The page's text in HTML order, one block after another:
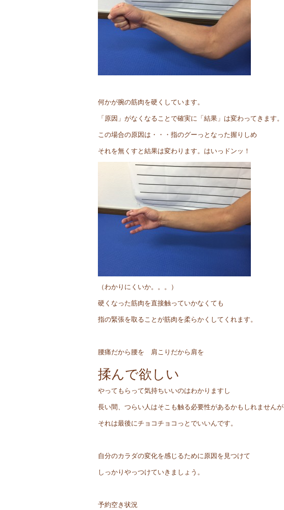
何かが腕の筋肉を硬くしています。
「原因」がなくなることで確実に「結果」は変わってきます。
この場合の原因は・・・指のグーっとなった握りしめ
それを無くすと結果は変わります。はいっドンッ！
（わかりにくいか。。。）
硬くなった筋肉を直接触っていかなくても
指の緊張を取ることが筋肉を柔らかくしてくれます。
腰痛だから腰を 肩こりだから肩を
揉んで欲しい
やってもらって気持ちいいのはわかりますし
長い間、つらい人はそこも触る必要性があるかもしれませんが
それは最後にチョコチョコっとでいいんです。
自分のカラダの変化を感じるために原因を見つけて
しっかりやっつけていきましょう。
予約空き状況